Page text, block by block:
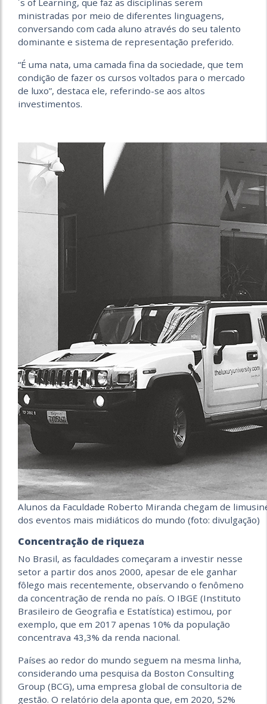
ministradas por meio de diferentes linguagens,
conversando com cada aluno através do seu talento
dominante e sistema de representação preferido.
“É uma nata, uma camada fina da sociedade, que tem
condição de fazer os cursos voltados para o mercado
de luxo”, destaca ele, referindo-se aos altos
investimentos.
Alunos da Faculdade Roberto Miranda chegam de
dos eventos mais midiáticos do mundo (foto: divulgação)
Concentração de riqueza
No Brasil, as faculdades começaram a investir nesse
setor a partir dos anos 2000, apesar de ele ganhar
fôlego mais recentemente, observando o fenômeno
da concentração de renda no país. O IBGE (Instituto
Brasileiro de Geografia e Estatística) estimou, por
exemplo, que em 2017 apenas 10% da população
concentrava 43,3% da renda nacional.
Países ao redor do mundo seguem na mesma linha,
considerando uma pesquisa da Boston Consulting
Group (BCG), uma empresa global de consultoria de
gestão. O relatório dela aponta que, em 2020, 52%